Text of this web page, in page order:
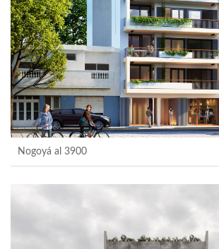
Nogoyá al 3900